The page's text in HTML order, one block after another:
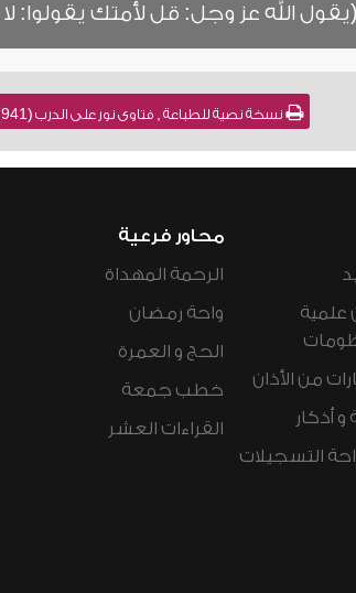
الله عز وجل: قل لأمتك يقولوا: لا
نسخة نصية للطباعة , فتاوى نور على الدرب (941) للشيخ : عبد العزيز بن باز
علمية
من الأذان
و أذكار
التسجيلات
محاور فرعية
الرحمة المهداة
واحة رمضان
الحج و العمرة
خطب جمعة
القراءات العشر